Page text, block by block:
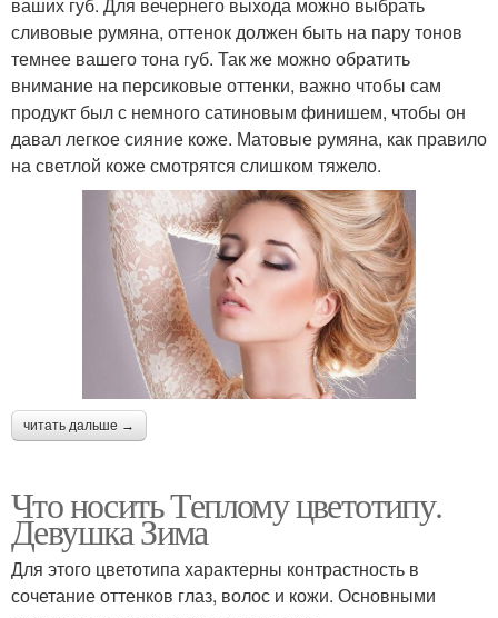
сливовые румяна, оттенок должен быть на пару тонов
темнее вашего тона губ. Так же можно обратить
внимание на персиковые оттенки, важно чтобы сам
продукт был с немного сатиновым финишем, чтобы он
давал легкое сияние коже. Матовые румяна, как правило
на светлой коже смотрятся слишком тяжело.
читать дальше →
Что носить Теплому цветотипу.
Девушка Зима
Для этого цветотипа характерны контрастность в
сочетание оттенков глаз, волос и кожи. Основными